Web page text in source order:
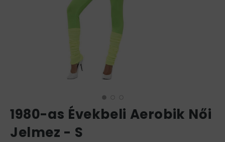
1980-as Évekbeli Aerobik Női
Jelmez - S